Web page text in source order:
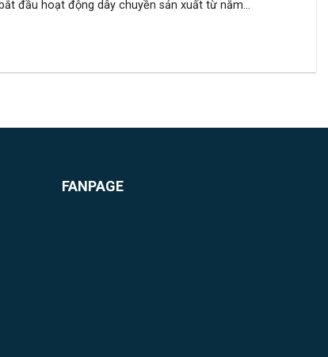
đầu hoạt động dây chuyền sản xuất từ năm...
FANPAGE